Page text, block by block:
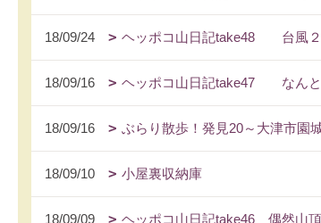
18/09/24 ヘッポコ山日記take48 台風２
18/09/16 ヘッポコ山日記take47 なんと
18/09/16 ぶらり散歩！発見20～大津市園
18/09/10 小屋裏収納庫
18/09/09 ヘッポコ山日記take46 偶然山